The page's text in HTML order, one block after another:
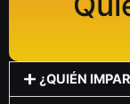
¿QUIÉN